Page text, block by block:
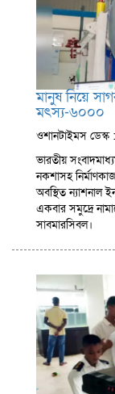
মানুষ নিয়ে
মৎস্য-৬০০০
ওশানটাইমস ডেস্ক :
ভারতীয়
নকশাসহ
অবস্থিত ন্যাশনাল
একবার সমুদ্রে
সাবমারসিবল।